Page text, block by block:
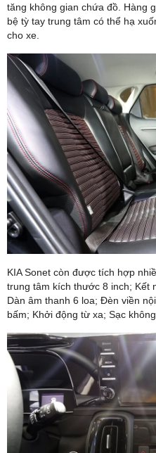
tăng không gian chứa đồ. Hàng
bệ tỳ tay trung tâm có thể hạ
cho xe.
KIA Sonet còn được tích hợp
trung tâm kích thước 8 inch; Kết
Dàn âm thanh 6 loa; Đèn viền
bấm; Khởi động từ xa; Sạc